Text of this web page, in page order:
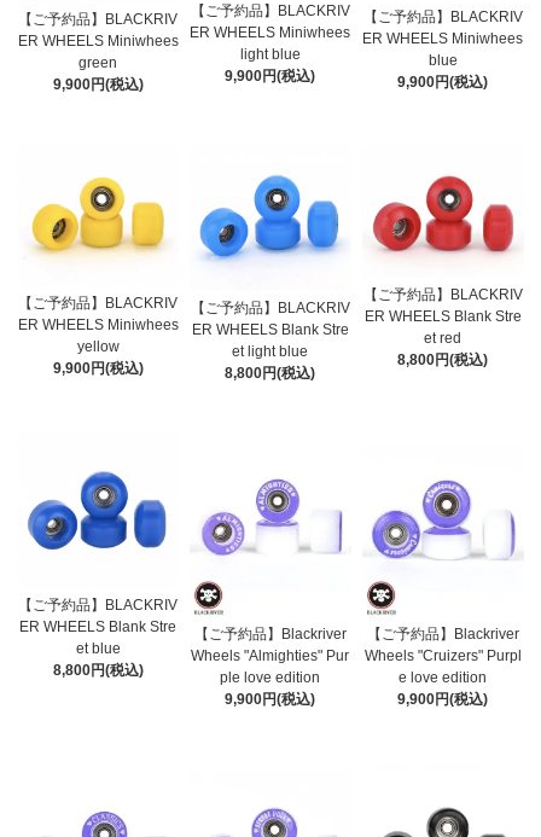
【ご予約品】BLACKRIV
ER WHEELS Miniwhees
green
9,900円(税込)
【ご予約品】BLACKRIV
ER WHEELS Miniwhees
light blue
9,900円(税込)
【ご予約品】BLACKRIV
ER WHEELS Miniwhees
blue
9,900円(税込)
【ご予約品】BLACKRIV
ER WHEELS Miniwhees
yellow
9,900円(税込)
【ご予約品】BLACKRIV
ER WHEELS Blank Stre
et light blue
8,800円(税込)
【ご予約品】BLACKRIV
ER WHEELS Blank Stre
et red
8,800円(税込)
【ご予約品】BLACKRIV
ER WHEELS Blank Stre
et blue
8,800円(税込)
【ご予約品】Blackriver
Wheels "Almighties" Pur
ple love edition
9,900円(税込)
【ご予約品】Blackriver
Wheels "Cruizers" Purpl
e love edition
9,900円(税込)